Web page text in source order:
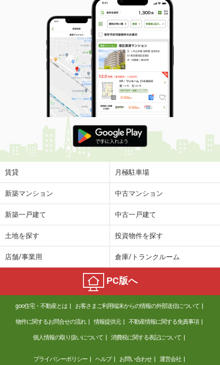
賃貸 月極駐車場
新築マンション 中古マンション
新築一戸建て 中古一戸建て
土地を探す 投資物件を探す
店舗/事業用 倉庫/トランクルーム
PC版へ
goo住宅・不動産とは お客さまご利用端末からの情報の外部送信について
物件に関するお問合せの流れ 情報提供元 不動産情報に関する免責事項
個人情報の取り扱いについて 消費税に関する表記について
プライバシーポリシー ヘルプ お問い合わせ 運営会社